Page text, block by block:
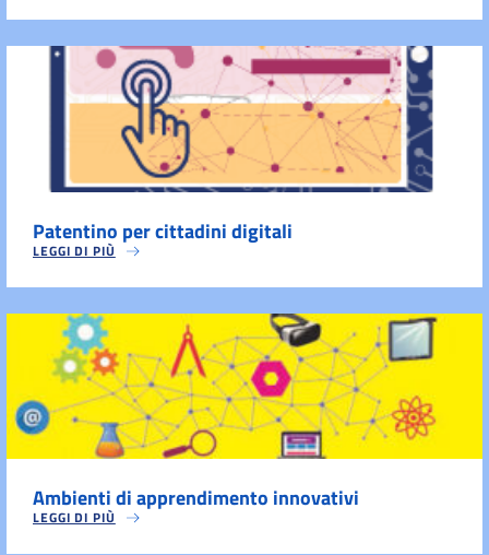
Patentino per cittadini digitali
LEGGI DI PIÙ
Ambienti di apprendimento innovativi
LEGGI DI PIÙ